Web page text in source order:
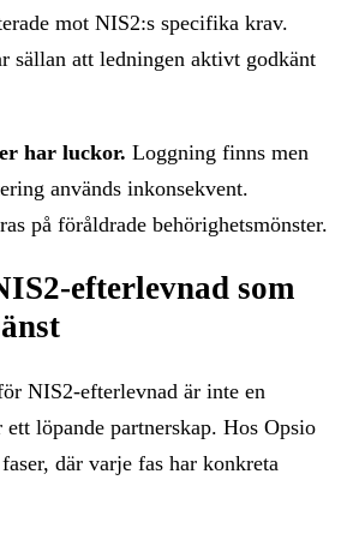
mot NIS2:s specifika krav.
sällan att ledningen aktivt godkänt
har luckor. Loggning finns men
används inkonsekvent.
på föråldrade behörighetsmönster.
efterlevnad som
NIS2-efterlevnad är inte en
löpande partnerskap. Hos Opsio
där varje fas har konkreta